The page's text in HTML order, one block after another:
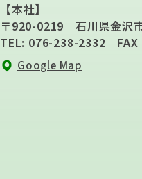
【本社】
〒920-0219 石川県金沢
TEL: 076-238-2332 FAX
Google Map